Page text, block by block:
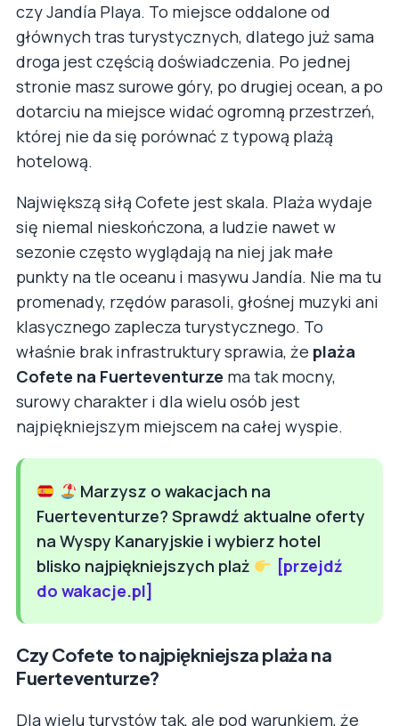
czy Jandía Playa. To miejsce oddalone od
głównych tras turystycznych, dlatego już sama
droga jest częścią doświadczenia. Po jednej
stronie masz surowe góry, po drugiej ocean, a po
dotarciu na miejsce widać ogromną przestrzeń,
której nie da się porównać z typową plażą
hotelową.
Największą siłą Cofete jest skala. Plaża wydaje
się niemal nieskończona, a ludzie nawet w
sezonie często wyglądają na niej jak małe
punkty na tle oceanu i masywu Jandía. Nie ma tu
promenady, rzędów parasoli, głośnej muzyki ani
klasycznego zaplecza turystycznego. To
właśnie brak infrastruktury sprawia, że plaża
Cofete na Fuerteventurze ma tak mocny,
surowy charakter i dla wielu osób jest
najpiękniejszym miejscem na całej wyspie.
Marzysz o wakacjach na
Fuerteventurze? Sprawdź aktualne oferty
na Wyspy Kanaryjskie i wybierz hotel
blisko najpiękniejszych plaż
[przejdź
do wakacje.pl]
Czy Cofete to najpiękniejsza plaża na
Fuerteventurze?
Dla wielu turystów tak, ale pod warunkiem, że